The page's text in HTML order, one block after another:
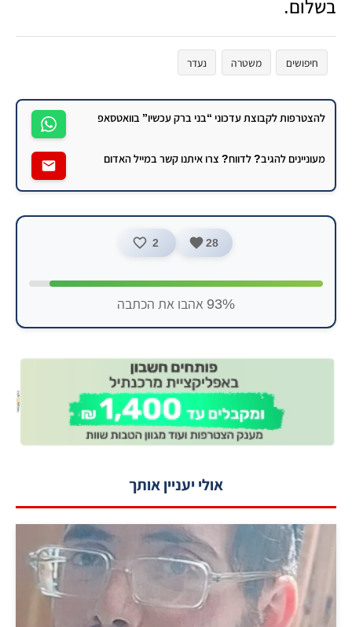
בשלום.
חיפושים משטרה נעדר
להצטרפות לקבוצת עדכוני “בני ברק עכשיו” בוואטסאפ
מעוניינים להגיב? לדווח? צרו איתנו קשר במייל האדום
28
2
93% אהבו את הכתבה
אולי יעניין אותך